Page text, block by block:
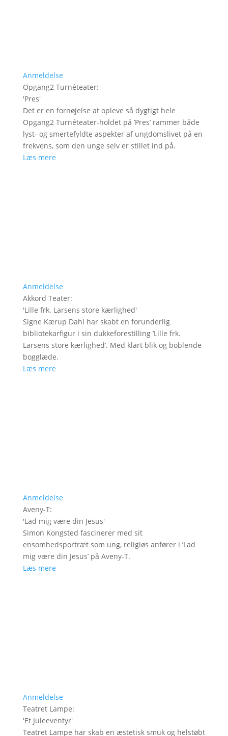
Anmeldelse
Opgang2 Turnéteater:
'Pres'
Det er en fornøjelse at opleve så dygtigt hele
Opgang2 Turnéteater-holdet på ’Pres’ rammer både
lyst- og smertefyldte aspekter af ungdomslivet på en
frekvens, som den unge selv er stillet ind på.
Læs mere
Anmeldelse
Akkord Teater:
'Lille frk. Larsens store kærlighed'
Signe Kærup Dahl har skabt en forunderlig
bibliotekarfigur i sin dukkeforestilling ’Lille frk.
Larsens store kærlighed’. Med klart blik og boblende
bogglæde.
Læs mere
Anmeldelse
Aveny-T:
'Lad mig være din Jesus'
Simon Kongsted fascinerer med sit
ensomhedsportræt som ung, religiøs anfører i ’Lad
mig være din Jesus’ på Aveny-T.
Læs mere
Anmeldelse
Teatret Lampe:
'Et Juleeventyr'
Teatret Lampe har skab en æstetisk smuk og helstøbt